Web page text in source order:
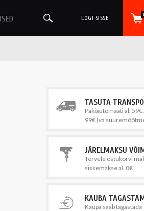
LOGI SISSE
TASUTA
Pakiautomaati al. 59€
99€ (va
JÄRELMAKSU
Tervele ostukorvi
sissemakse al. 0€
KAUBA
Kaupa saab tagastada